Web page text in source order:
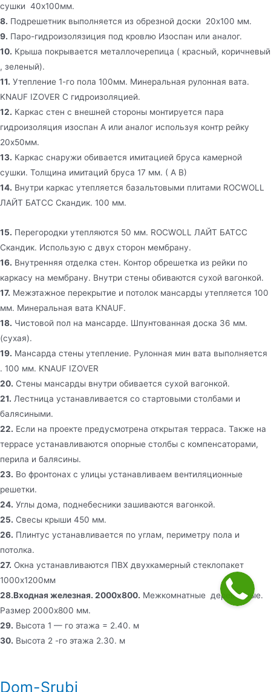
сушки 40х100мм.
8. Подрешетник выполняется из обрезной доски 20х100 мм.
9. Паро-гидроизолязиция под кровлю Изоспан или аналог.
10. Крыша покрывается металлочерепица ( красный, коричневый
, зеленый).
11. Утепление 1-го пола 100мм. Минеральная рулонная вата.
KNAUF IZOVER C гидроизоляцией.
12. Каркас стен c внешней стороны монтируется пара
гидроизоляция изоспан А или аналог используя контр рейку
20х50мм.
13. Каркас снаружи обивается имитацией бруса камерной
сушки. Толщина имитаций бруса 17 мм. ( А В)
14. Внутри каркас утепляется базальтовыми плитами ROCWOLL
ЛАЙТ БАТСС Скандик. 100 мм.
15. Перегородки утепляются 50 мм. ROCWOLL ЛАЙТ БАТСС
Скандик. Использую с двух сторон мембрану.
16. Внутренняя отделка стен. Контор обрешетка из рейки по
каркасу на мембрану. Внутри стены обиваются сухой вагонкой.
17. Межэтажное перекрытие и потолок мансарды утепляется 100
мм. Минеральная вата KNAUF.
18. Чистовой пол на мансарде. Шпунтованная доска 36 мм.
(сухая).
19. Мансарда стены утепление. Рулонная мин вата выполняется
. 100 мм. KNAUF IZOVER
20. Стены мансарды внутри обивается сухой вагонкой.
21. Лестница устанавливается со стартовыми столбами и
балясиными.
22. Если на проекте предусмотрена открытая терраса. Также на
террасе устанавливаются опорные столбы с компенсаторами,
перила и балясины.
23. Во фронтонах с улицы устанавливаем вентиляционные
решетки.
24. Углы дома, поднебесники зашиваются вагонкой.
25. Свесы крыши 450 мм.
26. Плинтус устанавливается по углам, периметру пола и
потолка.
27. Окна устанавливаются ПВХ двухкамерный стеклопакет
1000х1200мм
28.Входная железная. 2000х800. Межкомнатные деревянные.
Размер 2000х800 мм.
29. Высота 1 — го этажа = 2.40. м
30. Высота 2 -го этажа 2.30. м
Dom-Srubi